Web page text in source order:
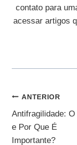
contato para
acessar artigos
Navegação
De
Post
ANTERIOR
Antifragilidade: O
e Por Que É
Importante?